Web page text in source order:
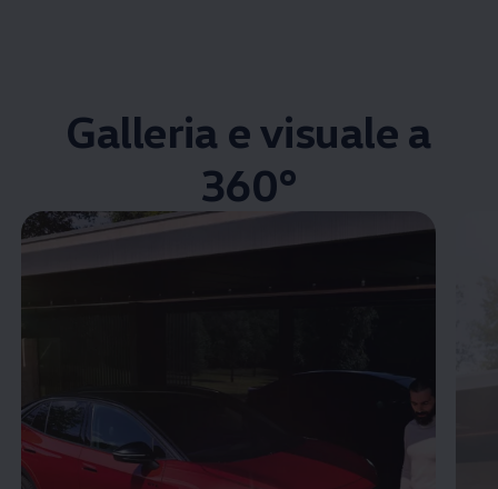
Galleria e visuale a
360°
Enable fullscreen mode